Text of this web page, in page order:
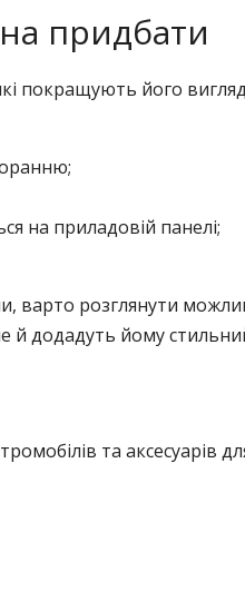
придбати
покращують його вигляд
на приладовій панелі;
розглянути
й додадуть йому
та аксесуарів